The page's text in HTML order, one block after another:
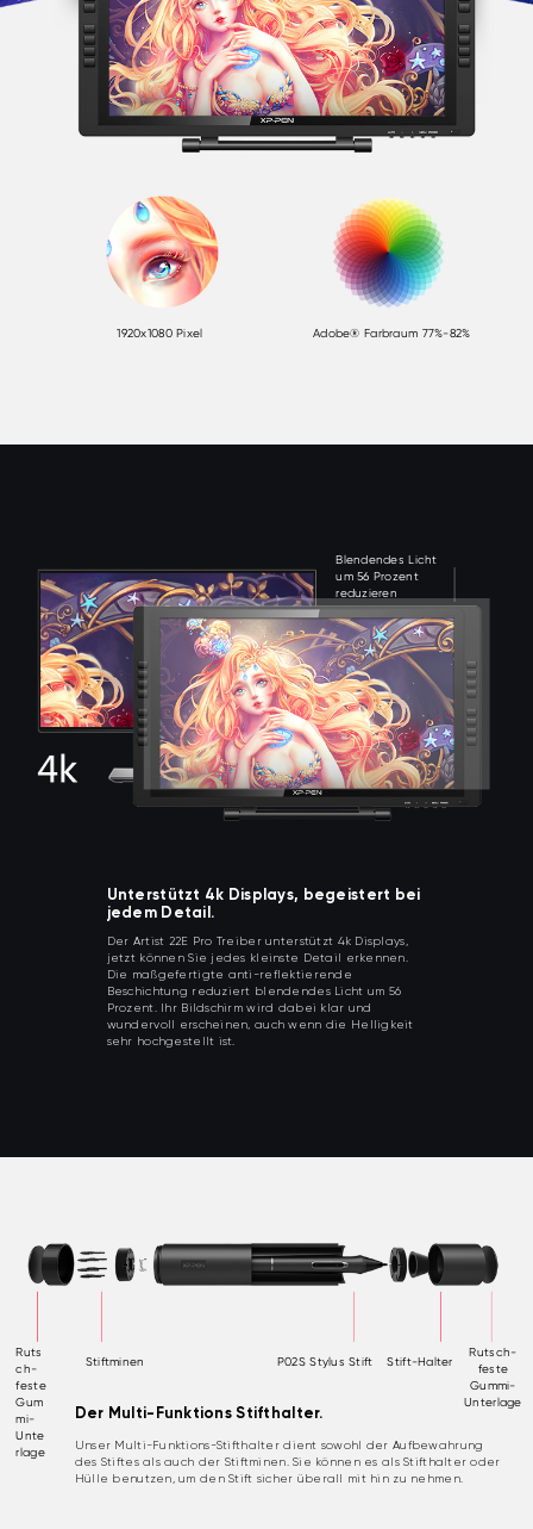
1920x1080 Pixel Adobe® Farbraum 77%-82%
Unterstützt 4k Displays, begeistert bei
jedem Detail.
Der Artist 22E Pro Treiber unterstützt 4k Displays,
jetzt können Sie jedes kleinste Detail erkennen.
Die maßgefertigte anti-reflektierende
Beschichtung reduziert blendendes Licht um 56
Prozent. Ihr Bildschirm wird dabei klar und
wundervoll erscheinen, auch wenn die Helligkeit
sehr hochgestellt ist.
Blendendes Licht
um 56 Prozent
reduzieren
Der Multi-Funktions Stifthalter.
Unser Multi-Funktions-Stifthalter dient sowohl der Aufbewahrung
des Stiftes als auch der Stiftminen. Sie können es als Stifthalter oder
Hülle benutzen, um den Stift sicher überall mit hin zu nehmen.
Ruts
ch-
feste
Gum
mi-
Unte
rlage
Stiftminen P02S Stylus Stift Stift-Halter
Rutsch-
feste
Gummi-
Unterlage